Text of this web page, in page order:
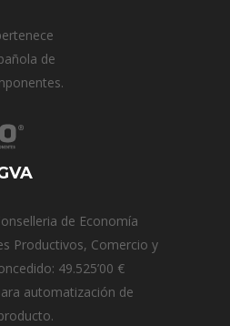
de
de Economía
Productivos, Comercio y
49.525’00 €
automatización de